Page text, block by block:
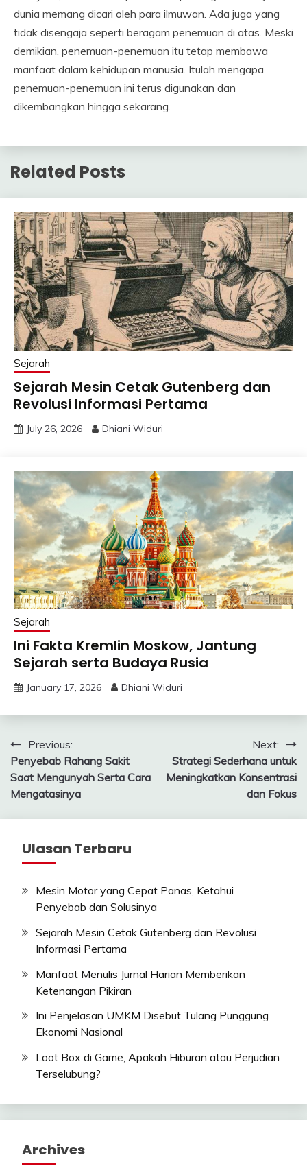
dunia memang dicari oleh para ilmuwan. Ada juga yang
tidak disengaja seperti beragam penemuan di atas. Meski
demikian, penemuan-penemuan itu tetap membawa
manfaat dalam kehidupan manusia. Itulah mengapa
penemuan-penemuan ini terus digunakan dan
dikembangkan hingga sekarang.
Related Posts
Sejarah
Sejarah Mesin Cetak Gutenberg dan
Revolusi Informasi Pertama
July 26, 2026 Dhiani Widuri
Sejarah
Ini Fakta Kremlin Moskow, Jantung
Sejarah serta Budaya Rusia
January 17, 2026 Dhiani Widuri
Post
navigation
Previous:
Penyebab Rahang Sakit
Saat Mengunyah Serta Cara
Mengatasinya
Next:
Strategi Sederhana untuk
Meningkatkan Konsentrasi
dan Fokus
Ulasan Terbaru
Mesin Motor yang Cepat Panas, Ketahui
Penyebab dan Solusinya
Sejarah Mesin Cetak Gutenberg dan Revolusi
Informasi Pertama
Manfaat Menulis Jurnal Harian Memberikan
Ketenangan Pikiran
Ini Penjelasan UMKM Disebut Tulang Punggung
Ekonomi Nasional
Loot Box di Game, Apakah Hiburan atau Perjudian
Terselubung?
Archives